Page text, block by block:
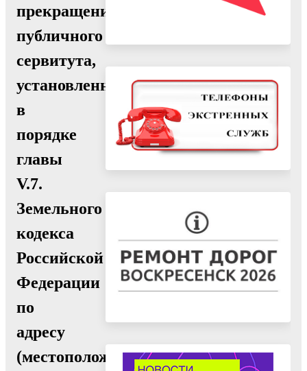
прекращении
публичного
сервитута,
установленного
в
порядке
главы
V.7.
Земельного
кодекса
Российской
Федерации
по
адресу
(местоположение):